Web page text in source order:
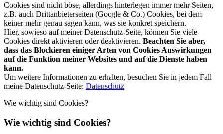
Cookies sind nicht böse, allerdings hinterlegen immer mehr Seiten,
z.B. auch Drittanbieterseiten (Google & Co.) Cookies, bei dem
keiner mehr genau sagen kann, was sie konkret speichern.
Hier, sowieso auf meiner Datenschutz-Seite, können Sie viele
Cookies direkt aktivieren oder deaktivieren. Beachten Sie aber,
dass das Blockieren einiger Arten von Cookies Auswirkungen
auf die Funktion meiner Websites und auf die Dienste haben
kann.
Um weitere Informationen zu erhalten, besuchen Sie in jedem Fall
meine Datenschutz-Seite: Datenschutz
Wie wichtig sind Cookies?
Wie wichtig sind Cookies?